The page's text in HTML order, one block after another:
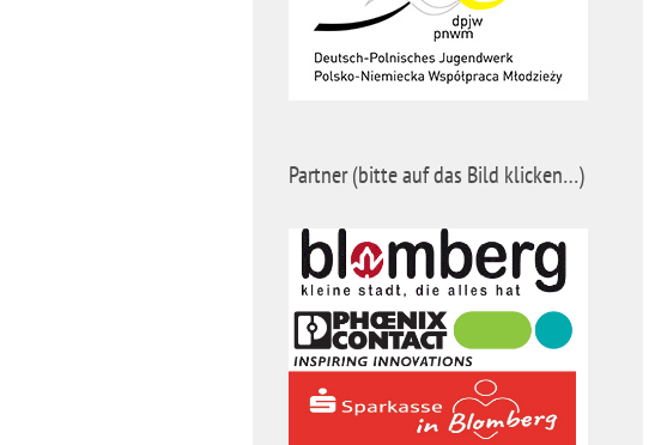
Partner (bitte auf das Bild klicken…)